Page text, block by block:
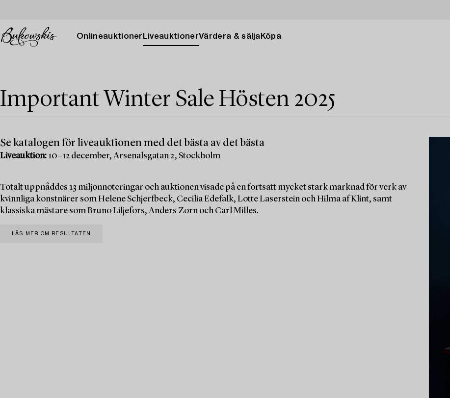
Onlineauktioner LiveauktionerVärdera & sälja Köpa
Important Winter Sale Hösten 2025
Se katalogen för liveauktionen med det bästa av det bästa
Liveauktion: 10–12 december, Arsenalsgatan 2, Stockholm
Totalt uppnåddes 13 miljonnoteringar och auktionen visade på en fortsatt mycket stark marknad för verk av
kvinnliga konstnärer som Helene Schjerfbeck, Cecilia Edefalk, Lotte Laserstein och Hilma af Klint, samt
klassiska mästare som Bruno Liljefors, Anders Zorn och Carl Milles.
LÄS MER OM RESULTATEN